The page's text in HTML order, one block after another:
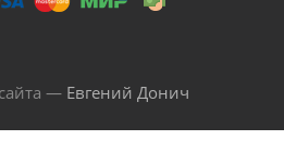
— Евгений Донич